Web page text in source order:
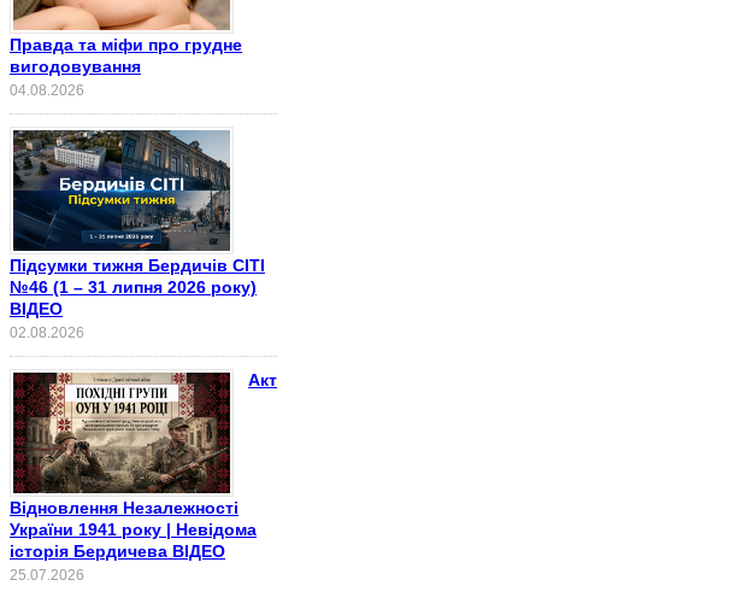
Правда та міфи про грудне
вигодовування
04.08.2026
Підсумки тижня Бердичів СІТІ
№46 (1 – 31 липня 2026 року)
ВІДЕО
02.08.2026
Акт
Відновлення Незалежності
України 1941 року | Невідома
історія Бердичева ВІДЕО
25.07.2026